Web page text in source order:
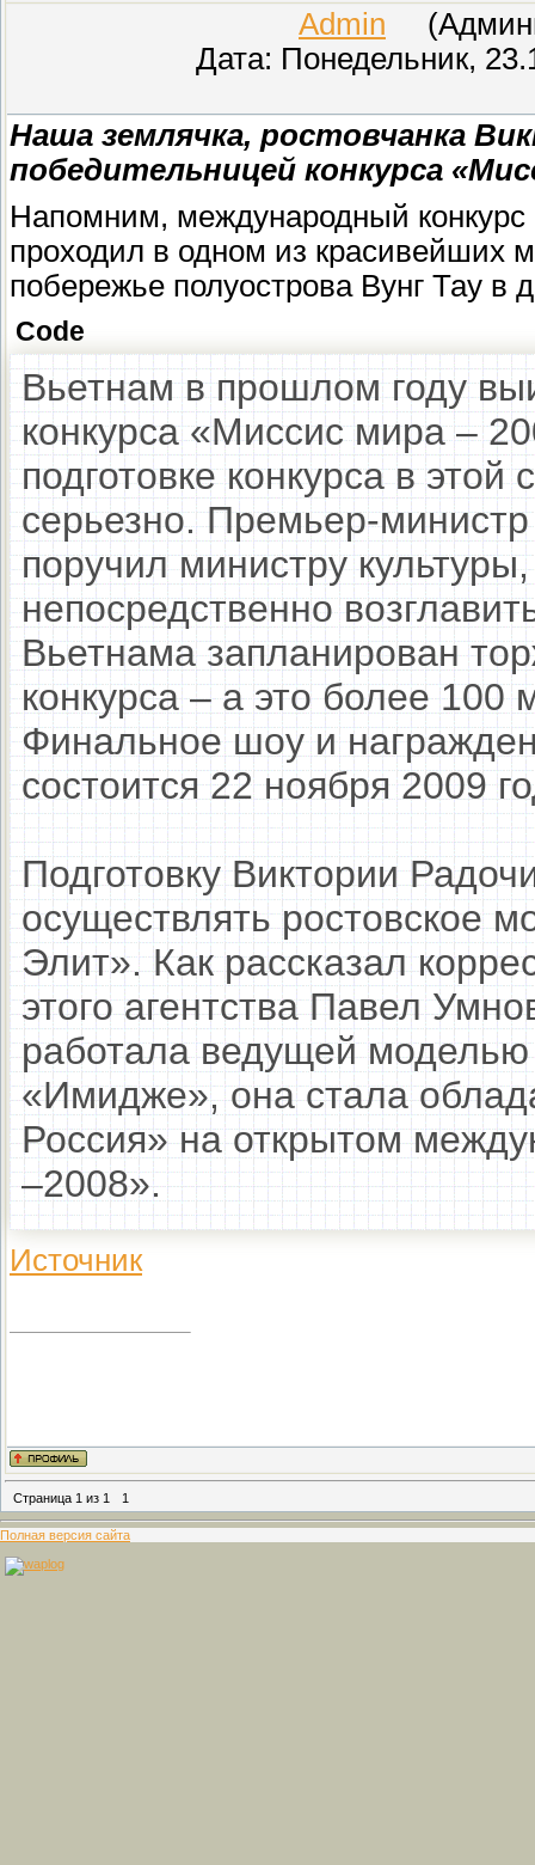
Admin
Дата: Понедельник,
Наша землячка, ростовчанка
победительницей конкурса
Напомним, международный
проходил в одном из красивейших
побережье полуострова Вунг Тау в
Code
Вьетнам в прошлом году
конкурса «Миссис мира –
подготовке конкурса в
серьезно. Премьер-
поручил министру
непосредственно
Вьетнама запланирован
конкурса – а это более 100
Финальное шоу и
состоится 22 ноября 2009
Подготовку Виктории
осуществлять ростовское
Элит». Как рассказал
этого агентства Павел
работала ведущей моделью
«Имидже», она стала
Россия» на открытом
–2008».
Источник
Страница 1 из 1 1
Полная версия сайта